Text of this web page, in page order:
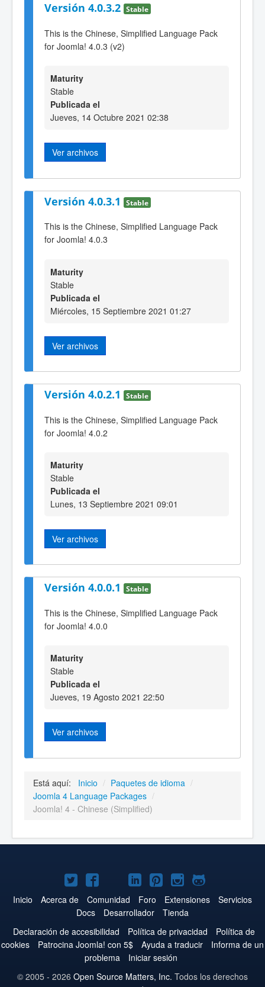
Versión 4.0.3.2 Stable
This is the Chinese, Simplified Language Pack
for Joomla! 4.0.3 (v2)
Maturity
Stable
Publicada el
Jueves, 14 Octubre 2021 02:38
Ver archivos
Versión 4.0.3.1 Stable
This is the Chinese, Simplified Language Pack
for Joomla! 4.0.3
Maturity
Stable
Publicada el
Miércoles, 15 Septiembre 2021 01:27
Ver archivos
Versión 4.0.2.1 Stable
This is the Chinese, Simplified Language Pack
for Joomla! 4.0.2
Maturity
Stable
Publicada el
Lunes, 13 Septiembre 2021 09:01
Ver archivos
Versión 4.0.0.1 Stable
This is the Chinese, Simplified Language Pack
for Joomla! 4.0.0
Maturity
Stable
Publicada el
Jueves, 19 Agosto 2021 22:50
Ver archivos
Está aquí: Inicio / Paquetes de idioma /
Joomla 4 Language Packages /
Joomla! 4 - Chinese (Simplified)
Joomla!
en
Twitter
Joomla!
en
Facebook
Joomla!
en
YouTube
Joomla!
en
LinkedIn
Joomla!
en
Pinterest
Joomla!
en
Instagram
Joomla!
en
Inicio Acerca de Comunidad Foro Extensiones
Servicios
Docs
Desarrollador
Tienda
Declaración de accesibilidad
Política de privacidad
Política de
cookies
Patrocina Joomla! con 5$ Ayuda a traducir
Informa de un
problema
Iniciar sesión
© 2005 - 2026 Open Source Matters, Inc. Todos los derechos